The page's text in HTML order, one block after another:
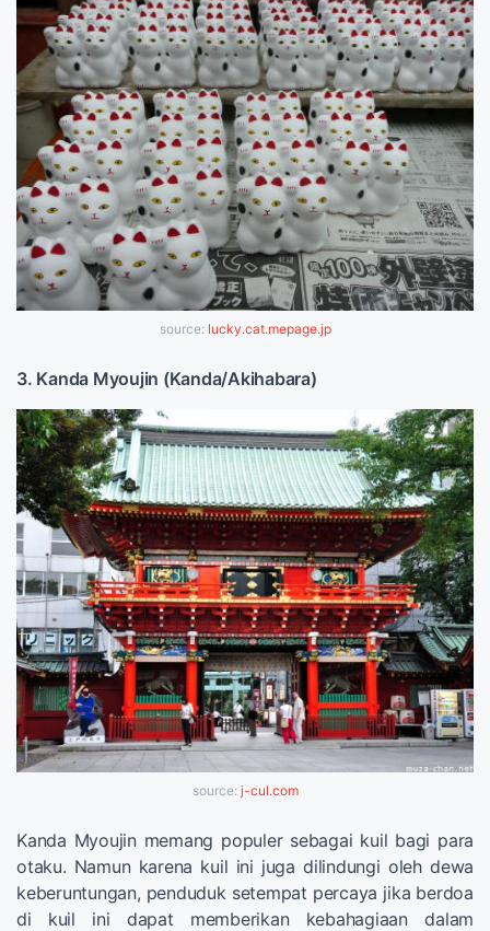
source: lucky.cat.mepage.jp
3. Kanda Myoujin (Kanda/Akihabara)
source: j-cul.com
Kanda Myoujin memang populer sebagai kuil bagi para
otaku. Namun karena kuil ini juga dilindungi oleh dewa
keberuntungan, penduduk setempat percaya jika berdoa
di kuil ini dapat memberikan kebahagiaan dalam